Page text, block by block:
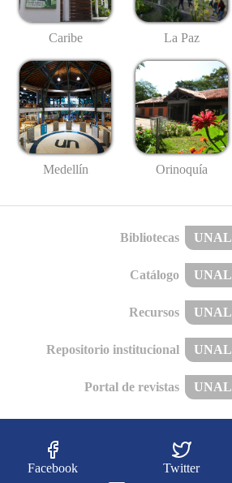
Caribe La Paz
Medellín Orinoquía
Bibliotecas UNAL
Catálogo UNAL
Recursos UNAL
Repositorio institucional UNAL
Portal de revistas UNAL
Facebook Twitter